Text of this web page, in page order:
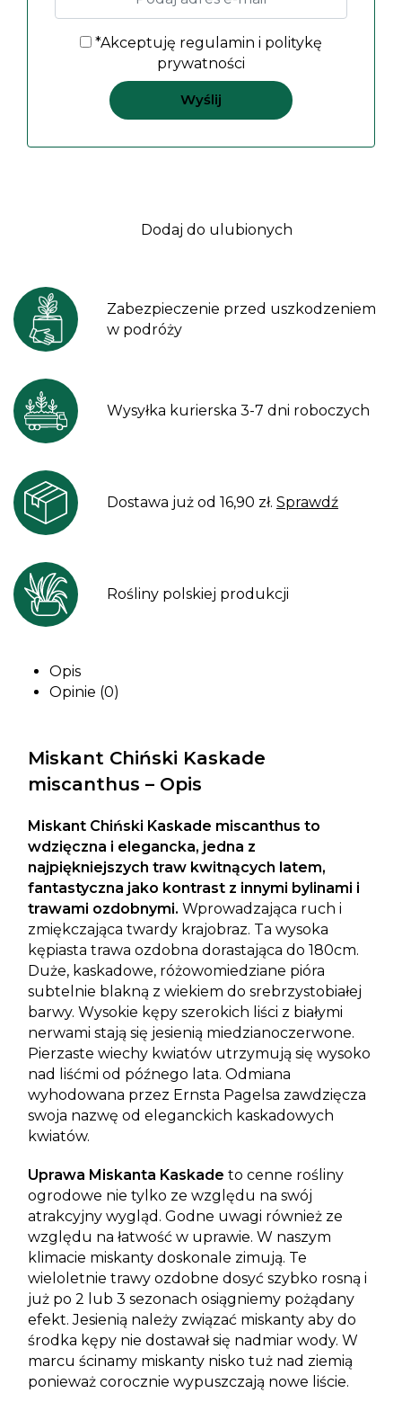
*Akceptuję regulamin i politykę
prywatności
Dodaj do ulubionych
Zabezpieczenie przed uszkodzeniem
w podróży
Wysyłka kurierska 3-7 dni roboczych
Dostawa już od 16,90 zł. Sprawdź
Rośliny polskiej produkcji
Opis
Opinie (0)
Miskant Chiński Kaskade
miscanthus – Opis
Miskant Chiński Kaskade miscanthus to
wdzięczna i elegancka, jedna z
najpiękniejszych traw kwitnących latem,
fantastyczna jako kontrast z innymi bylinami i
trawami ozdobnymi. Wprowadzająca ruch i
zmiękczająca twardy krajobraz. Ta wysoka
kępiasta trawa ozdobna dorastająca do 180cm.
Duże, kaskadowe, różowomiedziane pióra
subtelnie blakną z wiekiem do srebrzystobiałej
barwy. Wysokie kępy szerokich liści z białymi
nerwami stają się jesienią miedzianoczerwone.
Pierzaste wiechy kwiatów utrzymują się wysoko
nad liśćmi od późnego lata. Odmiana
wyhodowana przez Ernsta Pagelsa zawdzięcza
swoja nazwę od eleganckich kaskadowych
kwiatów.
Uprawa Miskanta Kaskade to cenne rośliny
ogrodowe nie tylko ze względu na swój
atrakcyjny wygląd. Godne uwagi również ze
względu na łatwość w uprawie. W naszym
klimacie miskanty doskonale zimują. Te
wieloletnie trawy ozdobne dosyć szybko rosną i
już po 2 lub 3 sezonach osiągniemy pożądany
efekt. Jesienią należy związać miskanty aby do
środka kępy nie dostawał się nadmiar wody. W
marcu ścinamy miskanty nisko tuż nad ziemią
ponieważ corocznie wypuszczają nowe liście.